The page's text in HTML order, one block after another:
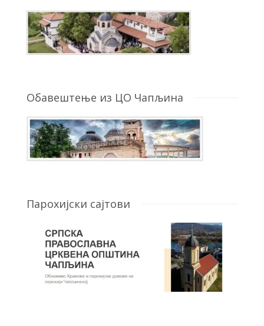
Обавештење из ЦО Чапљина
Парохијски сајтови